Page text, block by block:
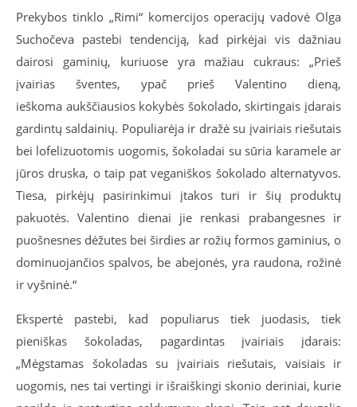
Prekybos tinklo „Rimi“ komercijos operacijų vadovė Olga
Suchočeva pastebi tendenciją, kad pirkėjai vis dažniau
dairosi gaminių, kuriuose yra mažiau cukraus: „Prieš
įvairias šventes, ypač prieš Valentino dieną,
ieškoma aukščiausios kokybės šokolado, skirtingais įdarais
gardintų saldainių. Populiarėja ir dražė su įvairiais riešutais
bei lofelizuotomis uogomis, šokoladai su sūria karamele ar
jūros druska, o taip pat veganiškos šokolado alternatyvos.
Tiesa, pirkėjų pasirinkimui įtakos turi ir šių produktų
pakuotės. Valentino dienai jie renkasi prabangesnes ir
puošnesnes dėžutes bei širdies ar rožių formos gaminius, o
dominuojančios spalvos, be abejonės, yra raudona, rožinė
ir vyšninė.“
Ekspertė pastebi, kad populiarus tiek juodasis, tiek
pieniškas šokoladas, pagardintas įvairiais įdarais:
„Mėgstamas šokoladas su įvairiais riešutais, vaisiais ir
uogomis, nes tai vertingi ir išraiškingi skonio deriniai, kurie